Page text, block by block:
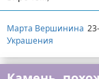
Марта Вершинина
Украшения